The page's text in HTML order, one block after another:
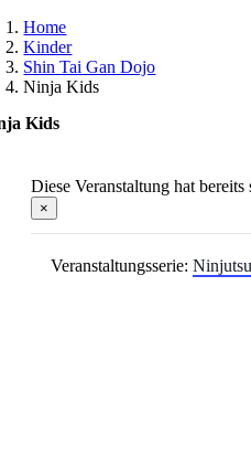
Home
Kinder
Shin Tai Gan Dojo
Ninja Kids
Kids
Diese Veranstaltung hat bereits
×
Veranstaltungsserie: